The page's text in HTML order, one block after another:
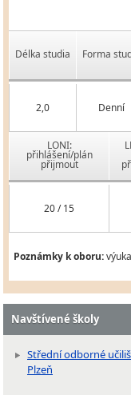
Délka studia Forma
2,0 Denní
LONI:
přihlášení/plán
přijmout
20 / 15
Poznámky k oboru:
Navštívené školy
Střední odborné
Plzeň